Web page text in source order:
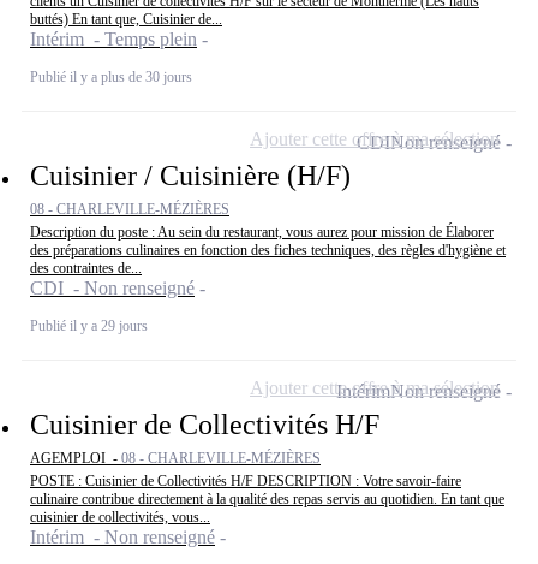
buttés) En tant que, Cuisinier de...
Intérim - Temps plein
Publié il y a plus de 30 jours
Cuisinier / Cuisinière (H/F)
08 - CHARLEVILLE-MÉZIÈRES
Description du poste : Au sein du restaurant, vous aurez pour mission de Élaborer
des préparations culinaires en fonction des fiches techniques, des règles d'hygiène et
des contraintes de...
CDI - Non renseigné
Publié il y a 29 jours
CDINon renseigné
Ajouter cette offre à ma sélection
Cuisinier de Collectivités H/F
AGEMPLOI - 08 - CHARLEVILLE-MÉZIÈRES
POSTE : Cuisinier de Collectivités H/F DESCRIPTION : Votre savoir-faire
culinaire contribue directement à la qualité des repas servis au quotidien. En tant que
cuisinier de collectivités, vous...
Intérim - Non renseigné
IntérimNon renseigné
Ajouter cette offre à ma sélection